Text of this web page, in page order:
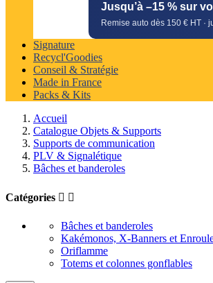
Jusqu’à –15 % sur
Remise auto dès 150 € HT ·
Signature
Recycl'Goodies
Conseil & Stratégie
Made in France
Packs & Kits
Accueil
Catalogue Objets & Supports
Supports de communication
PLV & Signalétique
Bâches et banderoles
Catégories  
Bâches et banderoles
Kakémonos, X-Banners et
Oriflamme
Totems et colonnes gonflables